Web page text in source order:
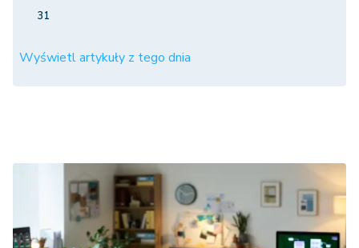
31
Wyświetl artykuły z tego dnia